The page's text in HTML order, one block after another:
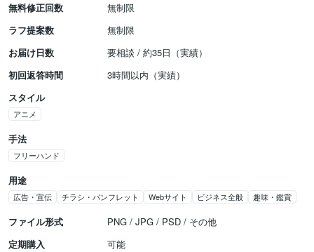
無料修正回数
無制限
ラフ提案数
無制限
お届け日数
要相談 / 約35日（実績）
初回返答時間
3時間以内（実績）
スタイル
アニメ
手法
フリーハンド
用途
広告・宣伝 チラシ・パンフレット Webサイト ビジネス全般 趣味・鑑賞
ファイル形式
PNG / JPG / PSD / その他
定期購入
可能